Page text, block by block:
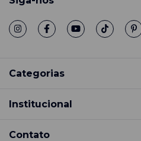
Categorias
Institucional
Contato